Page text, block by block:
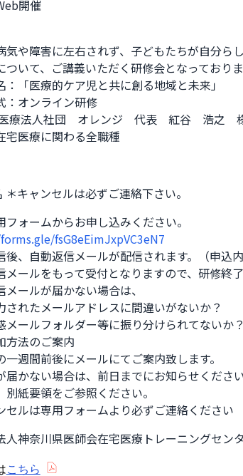
気や障害に左右されず、子どもたちが自分ら
ついて、ご講義いただく研修会となっておりま
：「医療的ケア児と共に創る地域と未来」
：オンライン研修
療法人社団　オレンジ　代表　紅谷　浩之　
宅医療に関わる全職種
＊キャンセルは必ずご連絡下さい。
ォームからお申し込みください。
fsG8eEimJxpVC3eN7
、自動返信メールが配信されます。（申込内
ールをもって受付となりますので、研修終
ールが届かない場合は、
れたメールアドレスに間違いがないか？
ールフォルダー等に振り分けられてないか？
法のご案内
週間前後にメールにてご案内致します。
かない場合は、前日までにお知らせください
紙要領をご参照ください。
ルは専用フォームより必ずご連絡ください
人神奈川県医師会在宅医療トレーニングセン
こちら